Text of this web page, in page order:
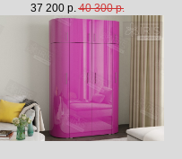
37 200 р. 40 300 р.